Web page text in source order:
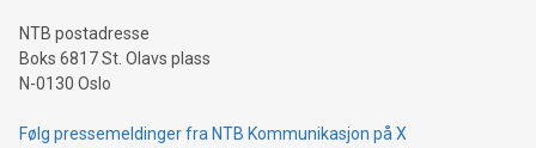
NTB postadresse
Boks 6817 St. Olavs plass
N-0130 Oslo
Følg pressemeldinger fra NTB Kommunikasjon på X